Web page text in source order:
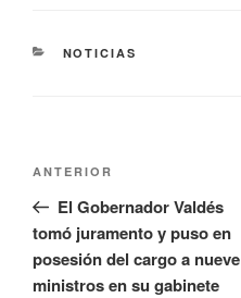
NOTICIAS
ANTERIOR
El Gobernador Valdés
tomó juramento y puso en
posesión del cargo a nueve
ministros en su gabinete